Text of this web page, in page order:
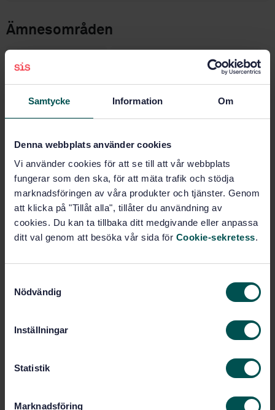
Samtycke Information Om
Denna webbplats använder cookies
Vi använder cookies för att se till att vår webbplats
fungerar som den ska, för att mäta trafik och stödja
marknadsföringen av våra produkter och tjänster. Genom
att klicka på "Tillåt alla", tillåter du användning av
cookies. Du kan ta tillbaka ditt medgivande eller anpassa
ditt val genom att besöka vår sida för Cookie-sekretess.
Nödvändig
Inställningar
Statistik
Marknadsföring
Ämnesområden
Golv (92.300.91) Golvbeläggningar (97.150)
Köp denna standard
laminatgolv och flerskiktat golv (MMF) - Väsentliga
egenskaper
Prenumerera på standarden - Läs mer
PDF
Halvhårda, textila- och